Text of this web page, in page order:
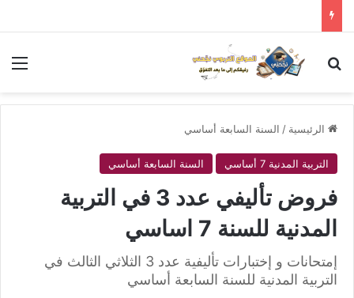
بحث عن
الرئيسية / السنة السابعة أساسي
التربية المدنية 7 أساسي السنة السابعة أساسي
فروض تأليفي عدد 3 في التربية
المدنية للسنة 7 اساسي
إمتحانات و إختبارات تأليفية عدد 3 الثلاثي الثالث في
التربية المدنية للسنة السابعة أساسي